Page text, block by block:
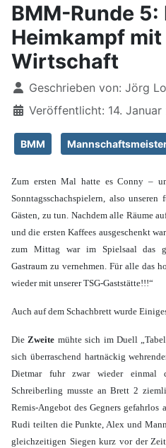
BMM-Runde 5:
Heimkampf
Wirtschaft
DetailsGeschrieben von: Jörg
Veröffentlicht: 14. Januar
BMM
Zum ersten Mal hatte es Conny –
Sonntagsschachspielern, also
Gästen, zu tun. Nachdem alle Räume
und die ersten Kaffees ausgeschenkt
zum Mittag war im Spielsaal das
Gastraum zu vernehmen. Für alle das
wieder mit unserer TSG-Gaststätte!!!“
Auch auf dem Schachbrett wurde
DieZweite mühte sich im Duell
sich überraschend hartnäckig
Dietmar fuhr zwar wieder einmal
Schreiberling musste an Brett 2
Remis-Angebot des Gegners gefahrlos
Rudi teilten die Punkte, Alex und
gleichzeitigen Siegen kurz vor der